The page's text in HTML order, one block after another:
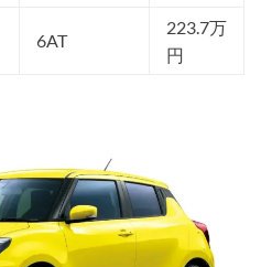
6AT
223.7万
円